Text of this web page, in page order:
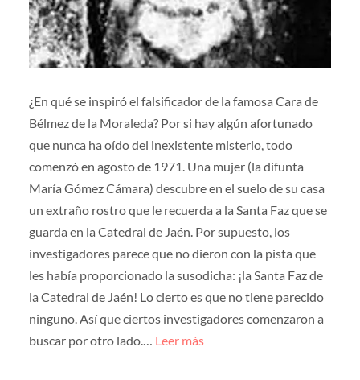
¿En qué se inspiró el falsificador de la famosa Cara de
Bélmez de la Moraleda? Por si hay algún afortunado
que nunca ha oído del inexistente misterio, todo
comenzó en agosto de 1971. Una mujer (la difunta
María Gómez Cámara) descubre en el suelo de su casa
un extraño rostro que le recuerda a la Santa Faz que se
guarda en la Catedral de Jaén. Por supuesto, los
investigadores parece que no dieron con la pista que
les había proporcionado la susodicha: ¡la Santa Faz de
la Catedral de Jaén! Lo cierto es que no tiene parecido
ninguno. Así que ciertos investigadores comenzaron a
buscar por otro lado.… Leer más